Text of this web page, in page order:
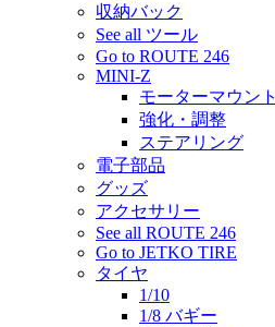
収納バック
See all ツール
Go to ROUTE 246
MINI-Z
モーターマウント
強化・調整
ステアリング
電子部品
グッズ
アクセサリー
See all ROUTE 246
Go to JETKO TIRE
タイヤ
1/10
1/8 バギー